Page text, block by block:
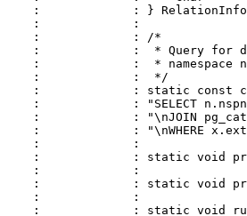
:             : }
:             :
:             : /*
:             :  * Query for
:             :  * namespace
:             :  */
:             : static const
:             : "SELECT
:             : "\nJOIN
:             : "\nWHERE
:             :
:             : static void
:             :
:             : static void
:             :
:             : static void